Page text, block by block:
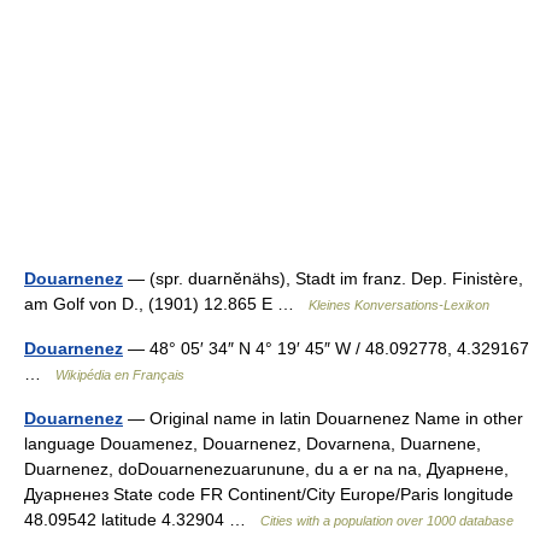
Douarnenez — (spr. duarnĕnähs), Stadt im franz. Dep. Finistère,
am Golf von D., (1901) 12.865 E …
Kleines Konversations-Lexikon
Douarnenez — 48° 05′ 34″ N 4° 19′ 45″ W / 48.092778, 4.329167
Wikipédia en Français
Douarnenez — Original name in latin Douarnenez Name in other
language Douamenez, Douarnenez, Dovarnena, Duarnene,
Duarnenez, doDouarnenezuarunune, du a er na na, Дуарнене,
Дуарненез State code FR Continent/City Europe/Paris longitude
48.09542 latitude 4.32904 …
Cities with a population over 1000 database